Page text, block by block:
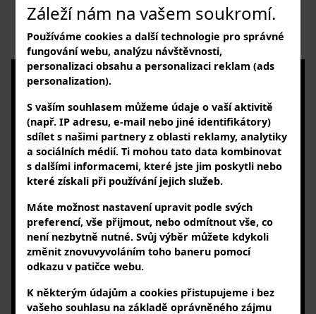
Záleží nám na vašem soukromí.
Používáme cookies a další technologie pro správné
fungování webu, analýzu návštěvnosti,
personalizaci obsahu a personalizaci reklam (ads
personalization).
S vaším souhlasem můžeme údaje o vaší aktivitě
(např. IP adresu, e-mail nebo jiné identifikátory)
sdílet s našimi partnery z oblasti reklamy, analytiky
a sociálních médií. Ti mohou tato data kombinovat
s dalšími informacemi, které jste jim poskytli nebo
které získali při používání jejich služeb.
Máte možnost nastavení upravit podle svých
preferencí, vše přijmout, nebo odmítnout vše, co
není nezbytně nutné. Svůj výběr můžete kdykoli
změnit znovuvyvoláním toho baneru pomocí
odkazu v patičce webu.
K některým údajům a cookies přistupujeme i bez
vašeho souhlasu na základě oprávněného zájmu
Popis
Popis produktu není dostupný
NAVŠTIVTE NÁS
Buk 37, 262 31 Milín - Buk
PO – PÁ: 7:30 – 16:00 hod.
SLEDUJTE NÁS
na sociálních sítích
KONTAKTUJTE NÁS
telefonicky nebo e-mailem
+420 727 863 123
info@powerheat.cz, info@bohemianoil.cz
PŘIHLAŠTE SE K NÁM
a k odběru našeho newsletteru